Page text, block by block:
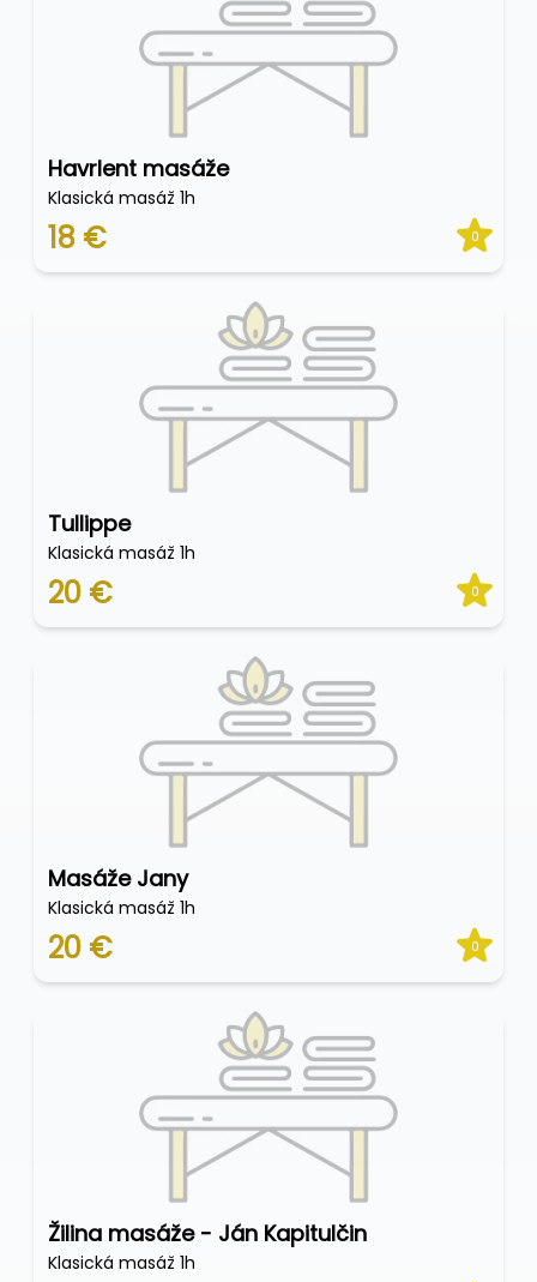
Havrlent masáže
Klasická masáž 1h
18 € 0
Tullippe
Klasická masáž 1h
20 € 0
Masáže Jany
Klasická masáž 1h
20 € 0
Žilina masáže - Ján Kapitulčin
Klasická masáž 1h